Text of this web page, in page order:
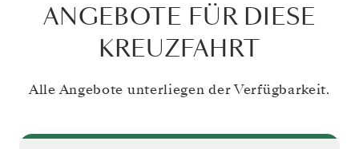
ANGEBOTE FÜR DIESE
KREUZFAHRT
Alle Angebote unterliegen der Verfügbarkeit.